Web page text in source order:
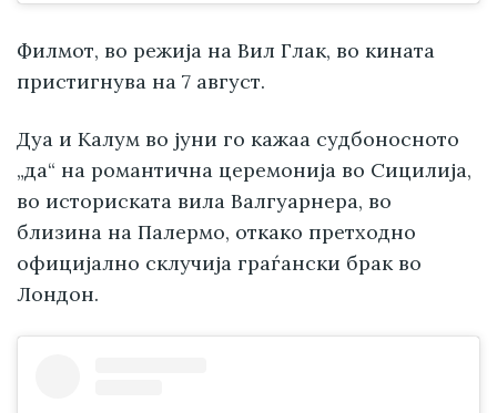
Филмот, во режија на Вил Глак, во кината
пристигнува на 7 август.
Дуа и Калум во јуни го кажаа судбоносното
„да“ на романтична церемонија во Сицилија,
во историската вила Валгуарнера, во
близина на Палермо, откако претходно
официјално склучија граѓански брак во
Лондон.